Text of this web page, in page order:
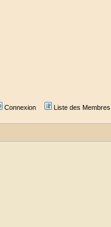
Connexion Liste des Membres